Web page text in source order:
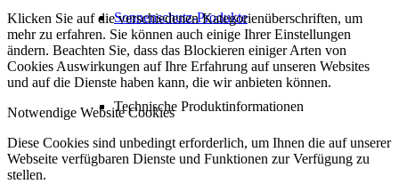
Sonnenschutz-Produkte
Technische Produktinformationen
Klicken Sie auf die verschiedenen Kategorienüberschriften, um
mehr zu erfahren. Sie können auch einige Ihrer Einstellungen
ändern. Beachten Sie, dass das Blockieren einiger Arten von
Cookies Auswirkungen auf Ihre Erfahrung auf unseren Websites
und auf die Dienste haben kann, die wir anbieten können.
Notwendige Website Cookies
Diese Cookies sind unbedingt erforderlich, um Ihnen die auf unserer
Webseite verfügbaren Dienste und Funktionen zur Verfügung zu
stellen.